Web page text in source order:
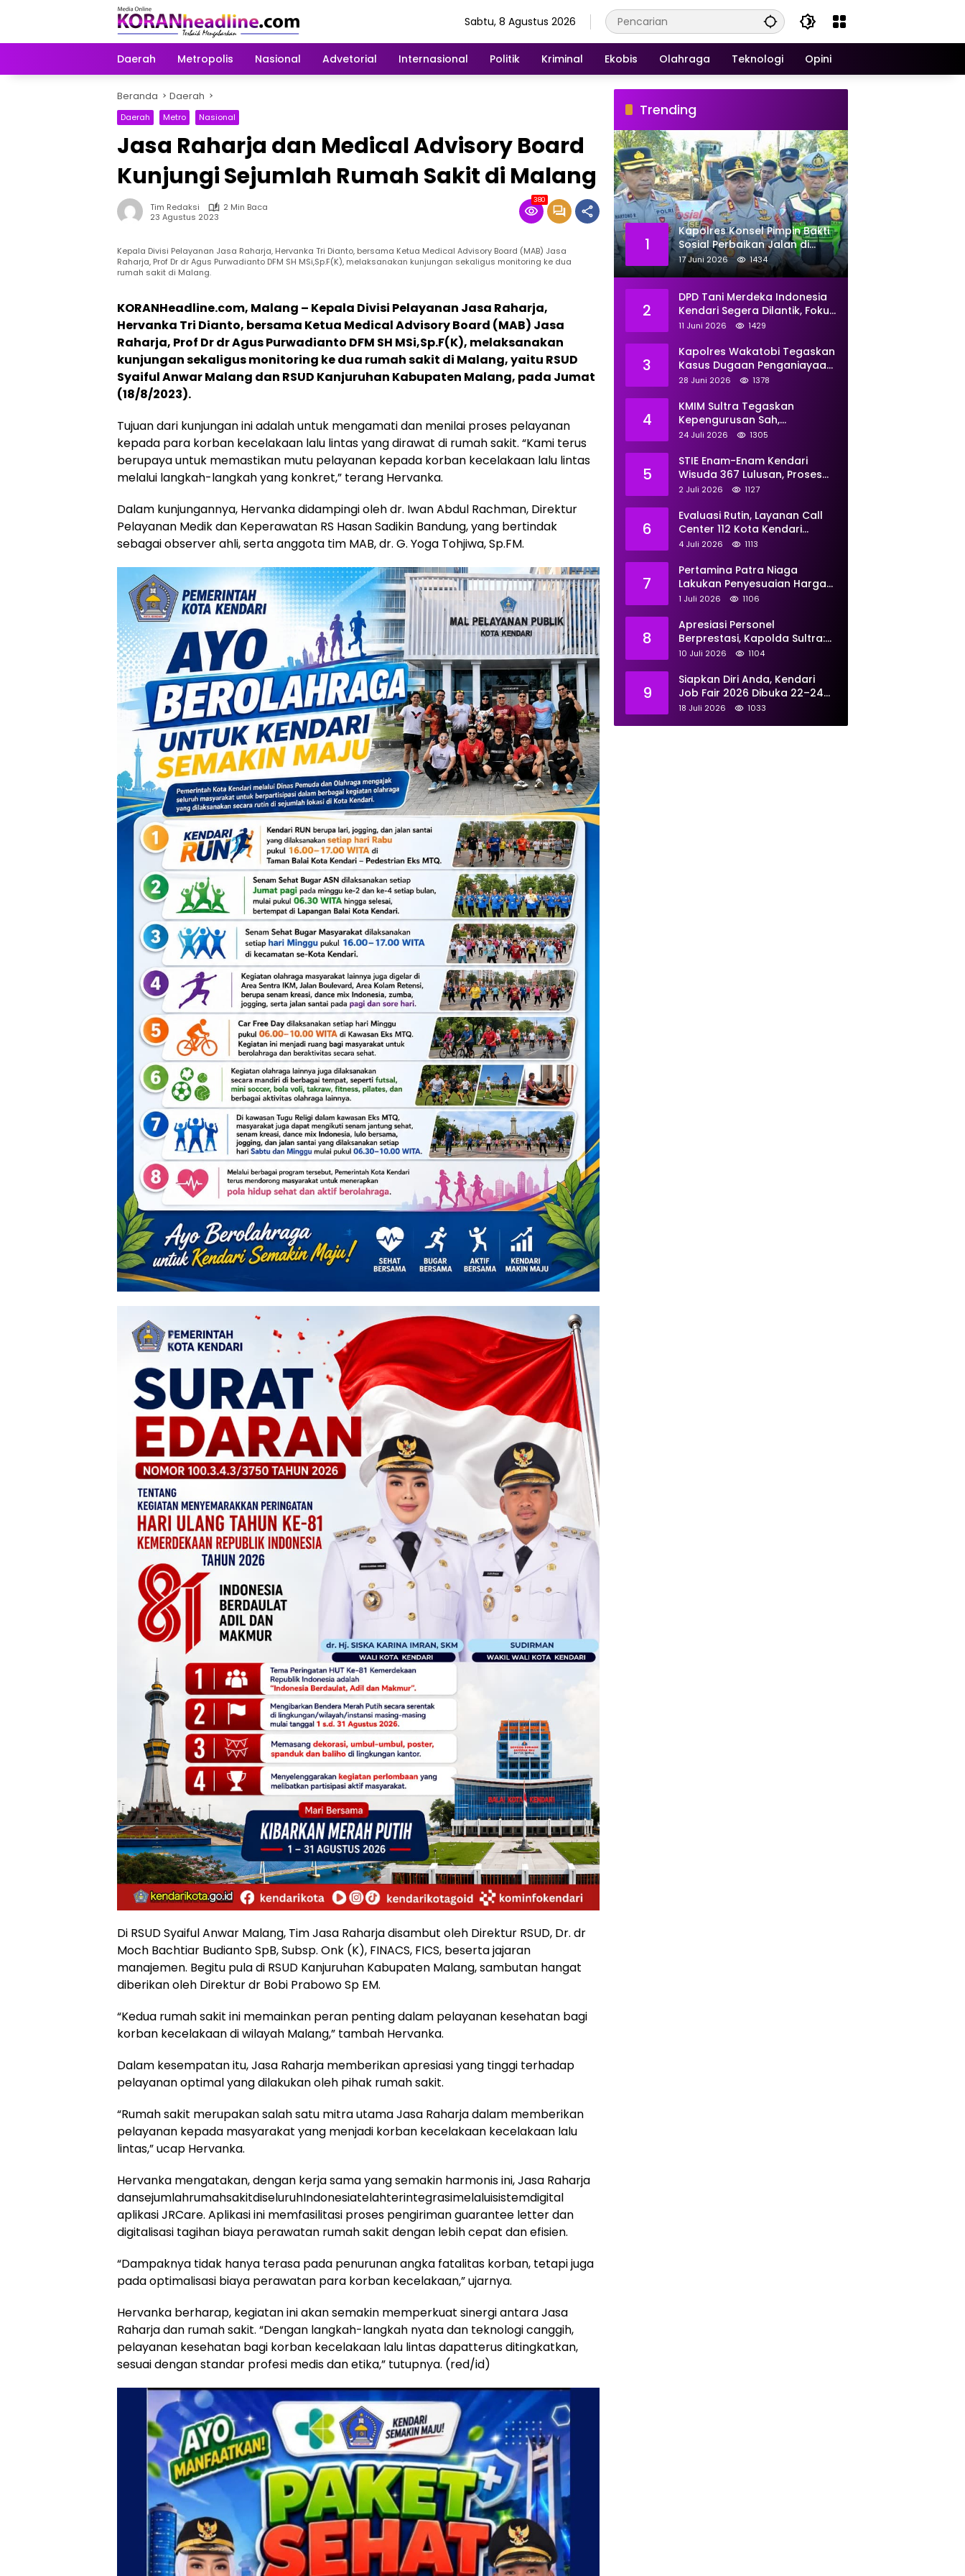
Sabtu, 8 Agustus 2026
Daerah Metropolis Nasional Advetorial Internasional Politik Kriminal Ekobis Olahraga Teknologi Opini
Beranda Daerah
Daerah Metro Nasional
Jasa Raharja dan Medical Advisory Board
Kunjungi Sejumlah Rumah Sakit di Malang
Tim Redaksi
2 Min Baca
23 Agustus 2023
380
Kepala Divisi Pelayanan Jasa Raharja, Hervanka Tri Dianto, bersama Ketua Medical Advisory Board (MAB) Jasa
Raharja, Prof Dr dr Agus Purwadianto DFM SH MSi,Sp.F(K), melaksanakan kunjungan sekaligus monitoring ke dua
rumah sakit di Malang.
KORANHeadline.com, Malang – Kepala Divisi Pelayanan Jasa Raharja,
Hervanka Tri Dianto, bersama Ketua Medical Advisory Board (MAB) Jasa
Raharja, Prof Dr dr Agus Purwadianto DFM SH MSi,Sp.F(K), melaksanakan
kunjungan sekaligus monitoring ke dua rumah sakit di Malang, yaitu RSUD
Syaiful Anwar Malang dan RSUD Kanjuruhan Kabupaten Malang, pada Jumat
(18/8/2023).
Tujuan dari kunjungan ini adalah untuk mengamati dan menilai proses pelayanan
kepada para korban kecelakaan lalu lintas yang dirawat di rumah sakit. “Kami terus
berupaya untuk memastikan mutu pelayanan kepada korban kecelakaan lalu lintas
melalui langkah-langkah yang konkret,” terang Hervanka.
Dalam kunjungannya, Hervanka didampingi oleh dr. Iwan Abdul Rachman, Direktur
Pelayanan Medik dan Keperawatan RS Hasan Sadikin Bandung, yang bertindak
sebagai observer ahli, serta anggota tim MAB, dr. G. Yoga Tohjiwa, Sp.FM.
Di RSUD Syaiful Anwar Malang, Tim Jasa Raharja disambut oleh Direktur RSUD, Dr. dr
Moch Bachtiar Budianto SpB, Subsp. Onk (K), FINACS, FICS, beserta jajaran
manajemen. Begitu pula di RSUD Kanjuruhan Kabupaten Malang, sambutan hangat
diberikan oleh Direktur dr Bobi Prabowo Sp EM.
“Kedua rumah sakit ini memainkan peran penting dalam pelayanan kesehatan bagi
korban kecelakaan di wilayah Malang,” tambah Hervanka.
Dalam kesempatan itu, Jasa Raharja memberikan apresiasi yang tinggi terhadap
pelayanan optimal yang dilakukan oleh pihak rumah sakit.
“Rumah sakit merupakan salah satu mitra utama Jasa Raharja dalam memberikan
pelayanan kepada masyarakat yang menjadi korban kecelakaan kecelakaan lalu
lintas,” ucap Hervanka.
Hervanka mengatakan, dengan kerja sama yang semakin harmonis ini, Jasa Raharja
dansejumlahrumahsakitdiseluruhIndonesiatelahterintegrasimelaluisistemdigital
aplikasi JRCare. Aplikasi ini memfasilitasi proses pengiriman guarantee letter dan
digitalisasi tagihan biaya perawatan rumah sakit dengan lebih cepat dan efisien.
“Dampaknya tidak hanya terasa pada penurunan angka fatalitas korban, tetapi juga
pada optimalisasi biaya perawatan para korban kecelakaan,” ujarnya.
Hervanka berharap, kegiatan ini akan semakin memperkuat sinergi antara Jasa
Raharja dan rumah sakit. “Dengan langkah-langkah nyata dan teknologi canggih,
pelayanan kesehatan bagi korban kecelakaan lalu lintas dapatterus ditingkatkan,
sesuai dengan standar profesi medis dan etika,” tutupnya. (red/id)
Trending
1
Kapolres Konsel Pimpin Bakti
Sosial Perbaikan Jalan di
Kecamatan Laeya, 19 Titik
Rusak Siap Ditambal
17 Juni 2026 1434
2
DPD Tani Merdeka Indonesia
Kendari Segera Dilantik, Fokus
Perkuat Pemberdayaan
11 Juni 2026 1429
3
Kapolres Wakatobi Tegaskan
Kasus Dugaan Penganiayaan
Dua Remaja oleh Dua
Profesional
28 Juni 2026 1378
4
KMIM Sultra Tegaskan
Kepengurusan Sah,
Peringatkan Klaim Ketua
24 Juli 2026 1305
5
STIE Enam-Enam Kendari
Wisuda 367 Lulusan, Proses
Transformasi Menuju
Kemendiktisaintek
2 Juli 2026 1127
6
Evaluasi Rutin, Layanan Call
Center 112 Kota Kendari
Tangani 167 Laporan Selama
4 Juli 2026 1113
7
Pertamina Patra Niaga
Lakukan Penyesuaian Harga
BBM Non Subsidi Per 1 Juli
1 Juli 2026 1106
8
Apresiasi Personel
Berprestasi, Kapolda Sultra:
Tunjukkan Kompetensi
10 Juli 2026 1104
9
Siapkan Diri Anda, Kendari
Job Fair 2026 Dibuka 22–24
Juli: Sediakan 700 Lowongan
18 Juli 2026 1033